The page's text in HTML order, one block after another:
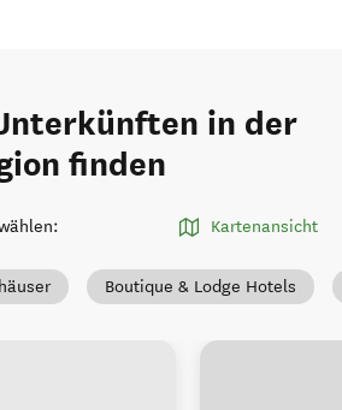
in der
finden
: Kartenansicht
Boutique & Lodge Hotels